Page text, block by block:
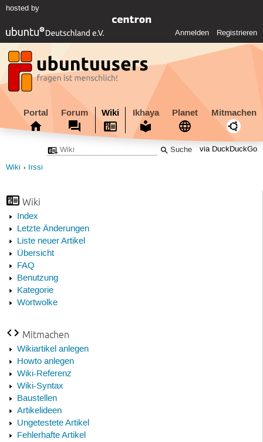
hosted by
Anmelden Registrieren
Portal Forum Wiki Ikhaya Planet Mitmachen
via DuckDuckGo
Wiki Irssi
Wiki
Index
Letzte Änderungen
Liste neuer Artikel
Übersicht
FAQ
Benutzung
Kategorie
Wortwolke
Mitmachen
Wikiartikel anlegen
Howto anlegen
Wiki-Referenz
Wiki-Syntax
Baustellen
Artikelideen
Ungetestete Artikel
Fehlerhafte Artikel